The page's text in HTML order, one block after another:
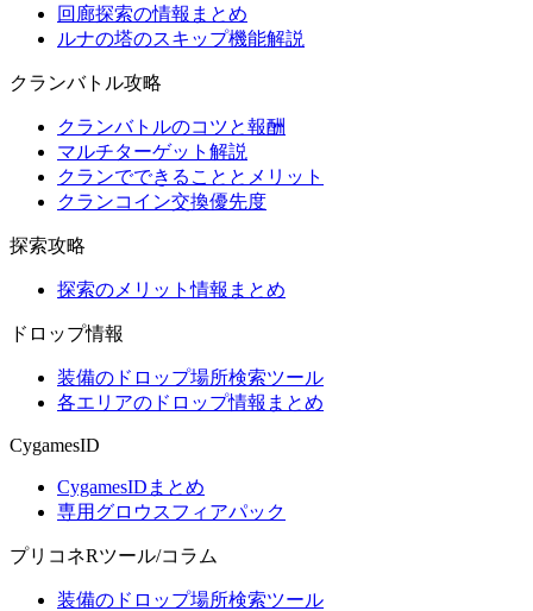
回廊探索の情報まとめ
ルナの塔のスキップ機能解説
クランバトル攻略
クランバトルのコツと報酬
マルチターゲット解説
クランでできることとメリット
クランコイン交換優先度
探索攻略
探索のメリット情報まとめ
ドロップ情報
装備のドロップ場所検索ツール
各エリアのドロップ情報まとめ
CygamesID
CygamesIDまとめ
専用グロウスフィアパック
プリコネRツール/コラム
装備のドロップ場所検索ツール